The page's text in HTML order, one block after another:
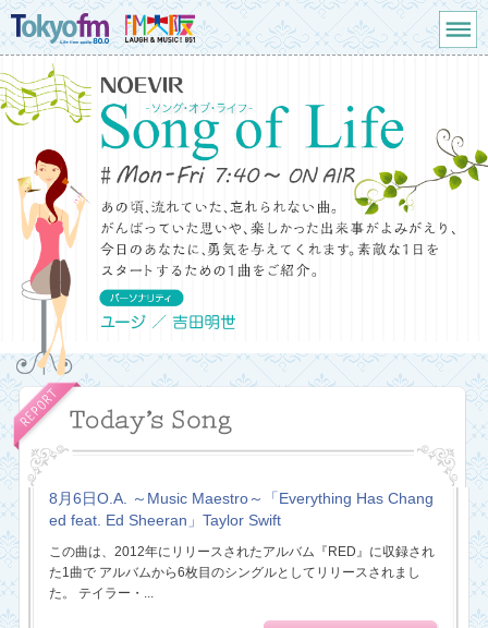
8月6日O.A. ～Music Maestro～「Everything Has Chang
ed feat. Ed Sheeran」Taylor Swift
この曲は、2012年にリリースされたアルバム『RED』に収録され
た1曲で アルバムから6枚目のシングルとしてリリースされまし
た。 テイラー・...